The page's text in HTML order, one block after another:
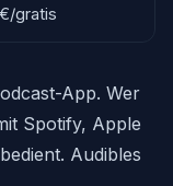
€/gratis
App. Wer
Spotify, Apple
Audibles